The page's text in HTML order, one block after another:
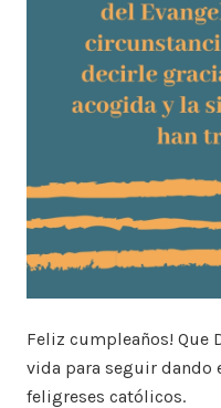
Feliz cumpleaños! Que
vida para seguir dando
feligreses católicos.